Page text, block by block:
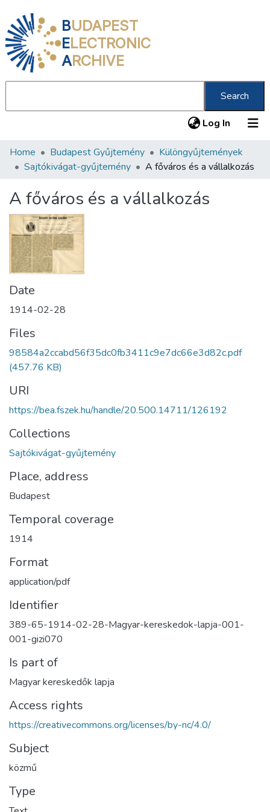
BUDAPEST
ELECTRONIC
ARCHIVE
Search
Log In (current)
Communities & Collections
Statistics
About us
Home Budapest Gyűjtemény
Különgyűjtemények
Sajtókivágat-gyűjtemény
A főváros és a vállalkozás
A főváros és a vállalkozás
Date
1914-02-28
Files
98584a2ccabd56f35dc0fb3411c9e7dc66e3d82c.pdf
(457.76 KB)
URI
https://bea.fszek.hu/handle/20.500.14711/126192
Collections
Sajtókivágat-gyűjtemény
Place, address
Budapest
Temporal coverage
1914
Format
application/pdf
Identifier
389-65-1914-02-28-Magyar-kereskedok-lapja-001-
001-gizi070
Is part of
Magyar kereskedők lapja
Access rights
https://creativecommons.org/licenses/by-nc/4.0/
Subject
közmű
Type